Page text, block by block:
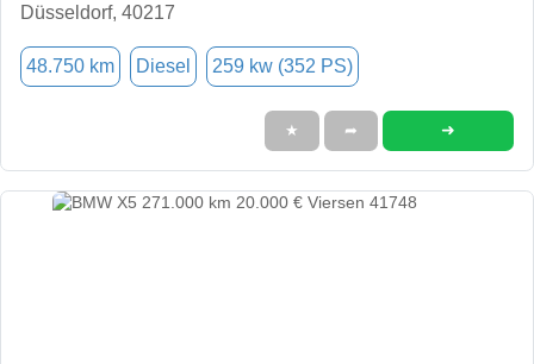
Düsseldorf, 40217
48.750 km Diesel 259 kw (352 PS)
★ ➦ ➜